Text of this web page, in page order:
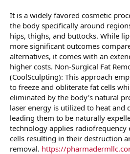
It is a widely favored cosmetic
the body specifically around
hips, thighs, and buttocks. While
more significant outcomes
alternatives, it comes with an
higher costs. Non-Surgical Fat
(CoolSculpting): This approach
to freeze and obliterate fat cells
eliminated by the body's natural
laser energy is utilized to heat and
leading them to be naturally
technology applies radiofrequency
cells resulting in their destruction
removal. https://